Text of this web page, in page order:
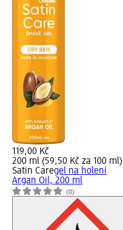
119,00 Kč
200 ml (59,50 Kč za 100 ml)
Satin Caregel na holení
Argan Oil, 200 ml
(0)